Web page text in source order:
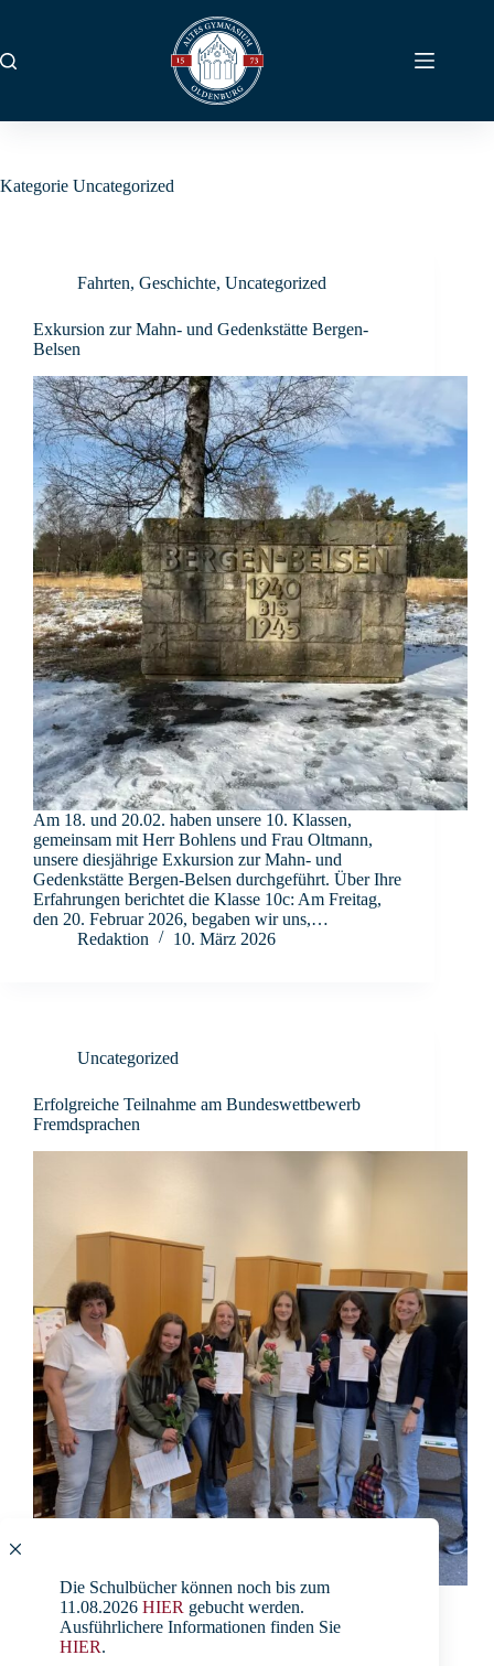
Die Schulbücher können noch bis zum
11.08.2026 HIER gebucht werden.
Ausführlichere Informationen finden Sie
HIER.
Kategorie Uncategorized
Fahrten, Geschichte, Uncategorized
Exkursion zur Mahn- und Gedenkstätte Bergen-
Belsen
Am 18. und 20.02. haben unsere 10. Klassen,
gemeinsam mit Herr Bohlens und Frau Oltmann,
unsere diesjährige Exkursion zur Mahn- und
Gedenkstätte Bergen-Belsen durchgeführt. Über Ihre
Erfahrungen berichtet die Klasse 10c: Am Freitag,
den 20. Februar 2026, begaben wir uns,…
Redaktion
10. März 2026
Uncategorized
Erfolgreiche Teilnahme am Bundeswettbewerb
Fremdsprachen
Wir gratulieren unseren engagierten Schülerinnen
Lina Raßmann, Marie Staak, Kea Materne, Tomke
Hillers und Alexandra Hagemeier, die mit großem
Erfolg am diesjährigen Bundeswettbewerb